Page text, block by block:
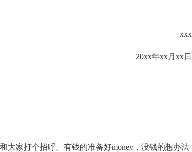
xxx
20xx年xx月xx日
大家打个招呼。有钱的准备好money，没钱的想办法